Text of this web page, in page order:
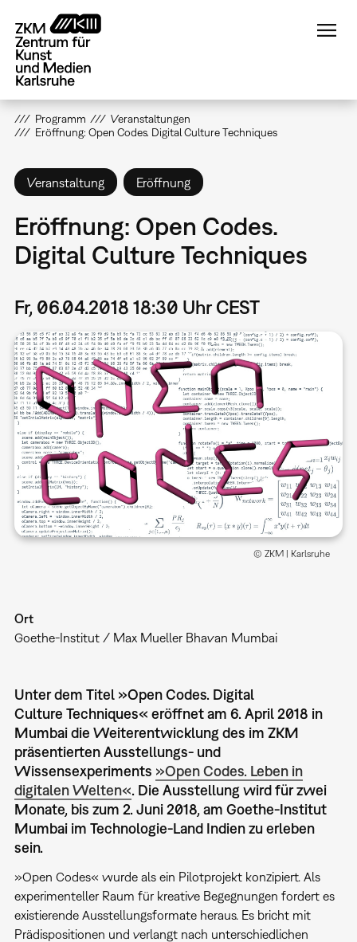
zum
Inhalt
Programm
Veranstaltungen
Eröffnung: Open Codes. Digital Culture Techniques
Veranstaltung Eröffnung
Eröffnung: Open Codes.
Digital Culture Techniques
Fr, 06.04.2018 18:30 Uhr CEST
© ZKM | Karlsruhe
Ort
Goethe-Institut / Max Mueller Bhavan Mumbai
Unter dem Titel »Open Codes. Digital
Culture Techniques« eröffnet am 6. April 2018 in
Mumbai die Weiterentwicklung des im ZKM
präsentierten Ausstellungs- und
Wissensexperiments »Open Codes. Leben in
digitalen Welten«. Die Ausstellung wird für zwei
Monate, bis zum 2. Juni 2018, am Goethe-Institut
Mumbai im Technologie-Land Indien zu erleben
sein.
»Open Codes« wurde als ein Pilotprojekt konzipiert. Als
experimenteller Raum für kreative Begegnungen fordert es
existierende Ausstellungsformate heraus. Es bricht mit
Prädispositionen und verlangt nach unterschiedlichen